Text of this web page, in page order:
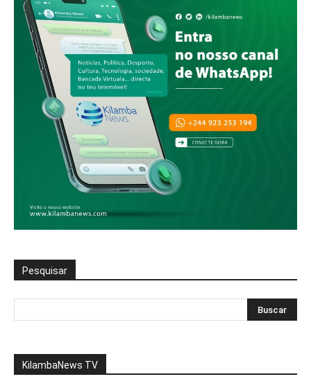
Pesquisar
KilambaNews TV